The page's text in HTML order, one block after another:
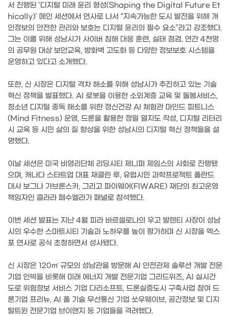
서 진행된 ‘디지털 미래 윤리 형성(Shaping the Digital Future Et
hically)’ 메인 세션에서 연사로 나서 “지속가능한 도시 발전을 위해 개
인정보의 안전한 관리와 보호는 디지털 윤리의 필수 요소”라고 강조했다.
그는 이를 위해 성남시가 사이버 침해 대응 훈련, 실태 점검, 연간 4천명
의 공무원 대상 보안교육, 방화벽 고도화 등 다양한 정보보호 시스템을
운영하고 있다고 소개했다.
또한, 신 시장은 디지털 격차 해소를 위해 성남시가 추진하고 있는 기술
혁신 정책을 발표했다. AI 로봇을 이용한 소외계층 교육 및 돌봄서비스,
청소년 디지털 중독 해소를 위한 정신건강 AI 체험관 마인드 피트니스
(Mind Fitness) 운영, 드론을 활용한 정밀 열지도 작성, 디지털 리터리
시 교육 등 시민 삶의 질 향상을 위한 성남시의 디지털 혁신 정책들을 설
명했다.
이날 세션은 미국 비영리단체 리딩시티 제니퍼 제임스의 사회로 진행됐
으며, 캐나다 스타트업 대표 재클린 루, 유럽시민 과학프로젝트 폴란드
대사 보그나 가브론스카, 그리고 파이웨어(FIWARE) 재단의 최고운영
책임자인 클라라 페수엘라가 패널로 참석했다.
이번 세션 발표는 지난 4월 피라 바르셀로나의 우고 발렌티 사장이 성남
시의 우수한 스마트시티 기술과 노하우를 높이 평가하며 신 시장을 엑스
포 연사로 공식 초청하면서 성사됐다.
신 시장은 120㎡ 규모의 성남관을 방문해 AI 안전관제 솔루션 개발 전문
기업 인빅을 비롯해 미래 에너지 개발 전문기업 그리드위즈, AI 실시간
도로 위험정보 서비스 기업 다리소프트, 드론실증도시 구축사업 참여 드
론기업 프리뉴, AI 폴 기술 무선통신 기업 쏘우웨이브, 공간정보 및 디지
털트윈 전문기업 브이앤지 등 기업들을 격려했다.